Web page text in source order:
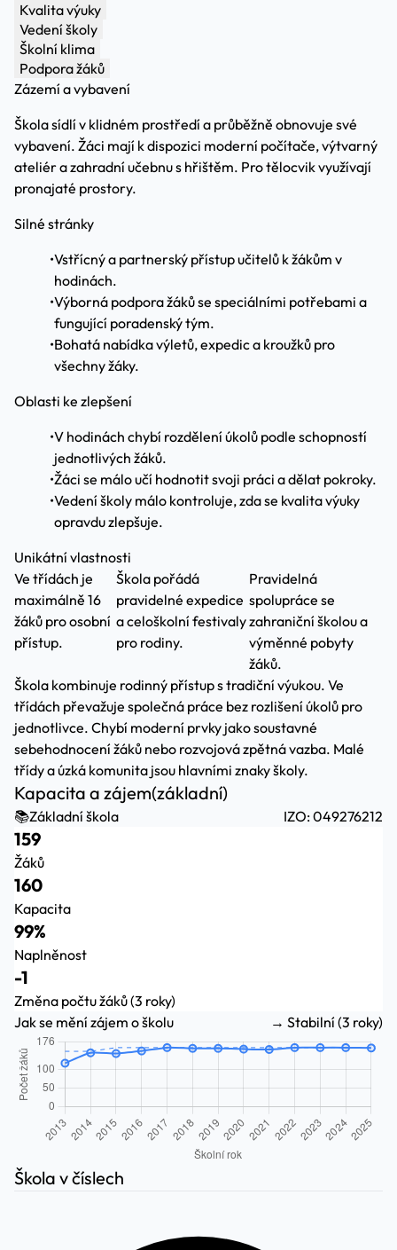
Kvalita výuky
Vedení školy
Školní klima
Podpora žáků
Zázemí a vybavení
Škola sídlí v klidném prostředí a průběžně obnovuje své
vybavení. Žáci mají k dispozici moderní počítače, výtvarný
ateliér a zahradní učebnu s hřištěm. Pro tělocvik využívají
pronajaté prostory.
Silné stránky
•Vstřícný a partnerský přístup učitelů k žákům v
hodinách.
•Výborná podpora žáků se speciálními potřebami a
fungující poradenský tým.
•Bohatá nabídka výletů, expedic a kroužků pro
všechny žáky.
Oblasti ke zlepšení
•V hodinách chybí rozdělení úkolů podle schopností
jednotlivých žáků.
•Žáci se málo učí hodnotit svoji práci a dělat pokroky.
•Vedení školy málo kontroluje, zda se kvalita výuky
opravdu zlepšuje.
Unikátní vlastnosti
Ve třídách je
maximálně 16
žáků pro osobní
přístup.
Škola pořádá
pravidelné expedice
a celoškolní festivaly
pro rodiny.
Pravidelná
spolupráce se
zahraniční školou a
výměnné pobyty
žáků.
Škola kombinuje rodinný přístup s tradiční výukou. Ve
třídách převažuje společná práce bez rozlišení úkolů pro
jednotlivce. Chybí moderní prvky jako soustavné
sebehodnocení žáků nebo rozvojová zpětná vazba. Malé
třídy a úzká komunita jsou hlavními znaky školy.
Kapacita a zájem(základní)
📚Základní škola IZO: 049276212
159
Žáků
160
Kapacita
99%
Naplněnost
-1
Změna počtu žáků (3 roky)
Jak se mění zájem o školu
→ Stabilní (3 roky)
Škola v číslech